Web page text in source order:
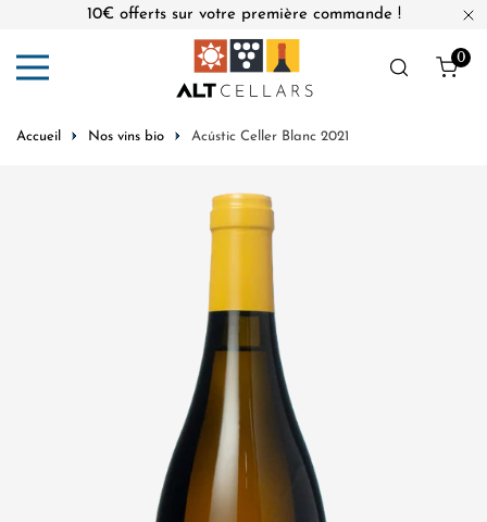
10€ offerts sur votre première commande !
0
Accueil Nos vins bio Acústic Celler Blanc 2021